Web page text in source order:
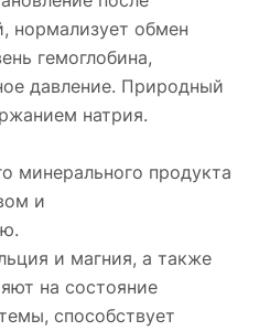
нормализует обмен
гемоглобина,
давление. Природный
натрия.
минерального продукта
и
и магния, а также
на состояние
способствует